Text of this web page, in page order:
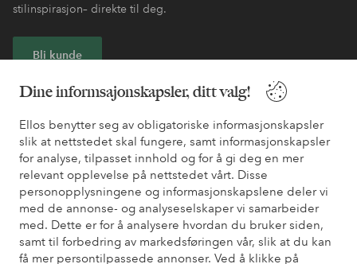
Dine informsajonskapsler, ditt valg!
Ellos benytter seg av obligatoriske informasjonskapsler
slik at nettstedet skal fungere, samt informasjonskapsler
for analyse, tilpasset innhold og for å gi deg en mer
relevant opplevelse på nettstedet vårt. Disse
personopplysningene og informasjonskapslene deler vi
med de annonse- og analyseselskaper vi samarbeider
med. Dette er for å analysere hvordan du bruker siden,
samt til forbedring av markedsføringen vår, slik at du kan
få mer persontilpassede annonser. Ved å klikke på
stilinspirasjon– direkte til deg.
Bli kunde
* Se tilbudsvilkår ved registrering
Trenger du hjelp?
Du finner svar på de vanligste spørsmålene i vår FAQ. Du finner
også informasjon om hvordan du kan kontakte oss.
Kundeservice Bestilling Betalingsmåte